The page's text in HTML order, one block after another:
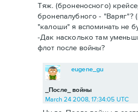
Тяж. (броненосного)
бронепалубного - "Варяг"?
"калоши" я вспоминать не
-Дак насколько там
флот после войны?
_После_ войны
eugene_gu
March 24 2008, 17:34:05 UTC